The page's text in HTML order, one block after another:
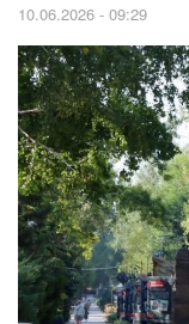
10.06.2026 - 09:29